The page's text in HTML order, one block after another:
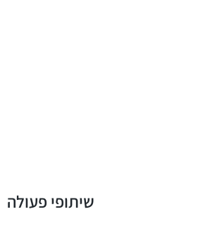
שיתופי פעולה